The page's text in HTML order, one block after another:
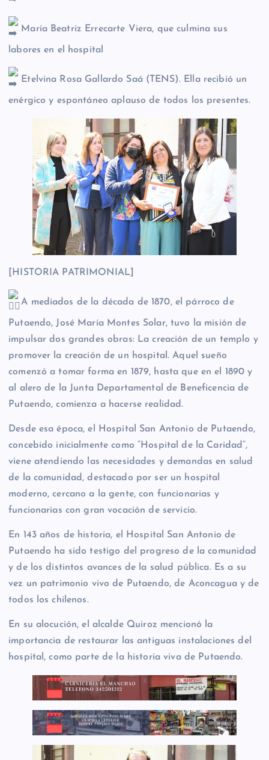
María Beatriz Errecarte Viera, que culmina sus
labores en el hospital
Etelvina Rosa Gallardo Saá (TENS). Ella recibió un
enérgico y espontáneo aplauso de todos los presentes.
[HISTORIA PATRIMONIAL]
A mediados de la década de 1870, el párroco de
Putaendo, José María Montes Solar, tuvo la misión de
impulsar dos grandes obras: La creación de un templo y
promover la creación de un hospital. Aquel sueño
comenzó a tomar forma en 1879, hasta que en el 1890 y
al alero de la Junta Departamental de Beneficencia de
Putaendo, comienza a hacerse realidad.
Desde esa época, el Hospital San Antonio de Putaendo,
concebido inicialmente como “Hospital de la Caridad”,
viene atendiendo las necesidades y demandas en salud
de la comunidad, destacado por ser un hospital
moderno, cercano a la gente, con funcionarias y
funcionarias con gran vocación de servicio.
En 143 años de historia, el Hospital San Antonio de
Putaendo ha sido testigo del progreso de la comunidad
y de los distintos avances de la salud pública. Es a su
vez un patrimonio vivo de Putaendo, de Aconcagua y de
todos los chilenos.
En su alocución, el alcalde Quiroz mencionó la
importancia de restaurar las antiguas instalaciones del
hospital, como parte de la historia viva de Putaendo.